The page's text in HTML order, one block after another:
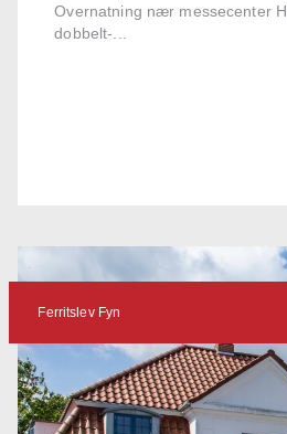
Overnatning nær messecenter
dobbelt-...
Ferritslev Fyn